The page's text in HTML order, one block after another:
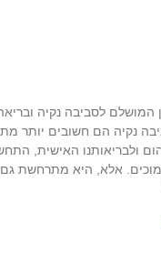
המושלם לסביבה נקיה
נקיה הם חשובים יותר
ולבריאותנו האישית,
אלא, היא מתרחשת